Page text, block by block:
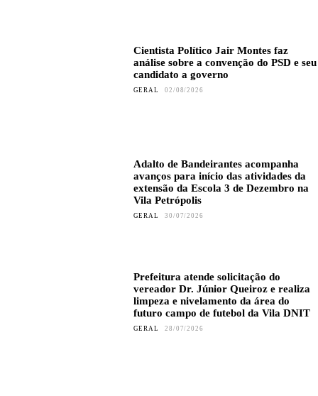
Cientista Político Jair Montes faz
análise sobre a convenção do PSD e seu
candidato a governo
GERAL 02/08/2026
Adalto de Bandeirantes acompanha
avanços para início das atividades da
extensão da Escola 3 de Dezembro na
Vila Petrópolis
GERAL 30/07/2026
Prefeitura atende solicitação do
vereador Dr. Júnior Queiroz e realiza
limpeza e nivelamento da área do
futuro campo de futebol da Vila DNIT
GERAL 28/07/2026